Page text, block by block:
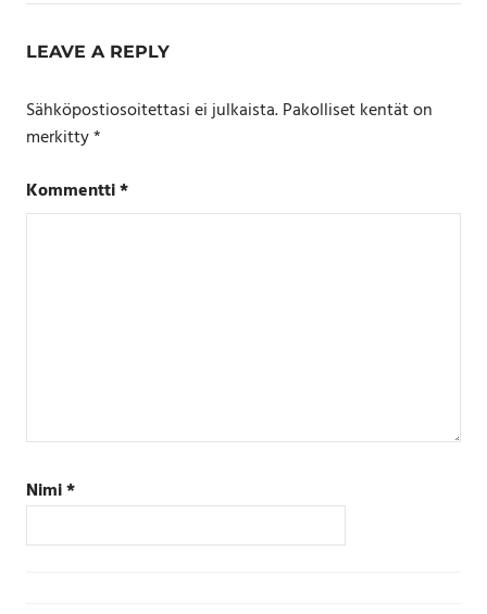
LEAVE A REPLY
Sähköpostiosoitettasi ei julkaista.Pakolliset kentät on
merkitty*
Kommentti*
Nimi*